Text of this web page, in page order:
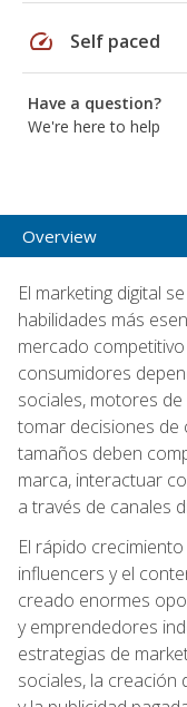
speed Self paced
Have a question?
We're here to help
Overview
El marketing digital
habilidades más
mercado
consumidores
sociales, motores
tomar decisiones de
tamaños deben
marca, interactuar
a través de canales
El rápido
influencers y el
creado enormes
y emprendedores
estrategias de
sociales, la creación